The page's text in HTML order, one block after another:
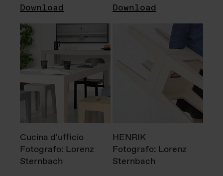
Download Download
Cucina d'ufficio
Fotografo: Lorenz
Sternbach
HENRIK
Fotografo: Lorenz
Sternbach